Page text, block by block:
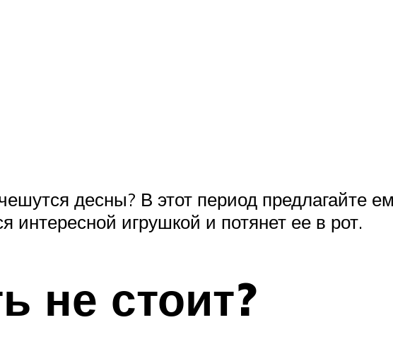
десны? В этот период предлагайте
интересной игрушкой и потянет ее в рот.
не стоит?